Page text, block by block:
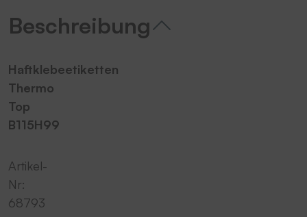
Beschreibung
Haftklebeetiketten
Thermo
Top
B115H99
Artikel-
Nr:
68793